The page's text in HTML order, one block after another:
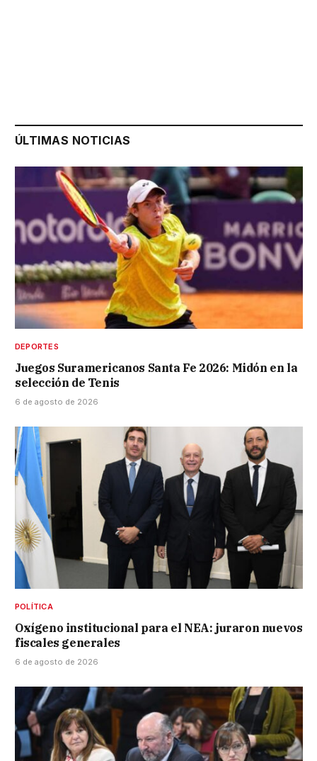
ÚLTIMAS NOTICIAS
DEPORTES
Juegos Suramericanos Santa Fe 2026: Midón en la
selección de Tenis
6 de agosto de 2026
POLÍTICA
Oxígeno institucional para el NEA: juraron nuevos
fiscales generales
6 de agosto de 2026